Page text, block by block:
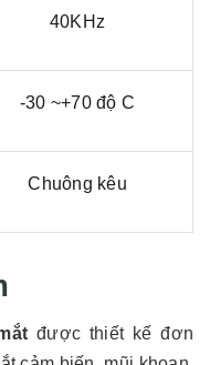
40KHz
-30 ~+70 độ C
Chuông kêu
được thiết kế đơn